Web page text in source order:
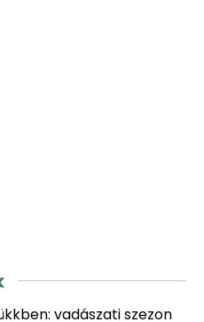
vadászati szezon